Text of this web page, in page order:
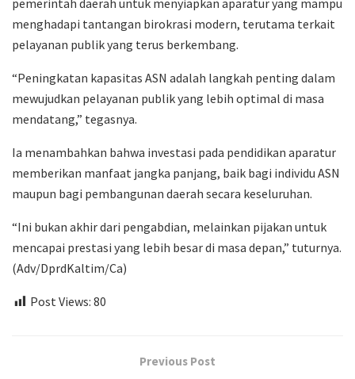
pemerintah daerah untuk menyiapkan aparatur yang mampu
menghadapi tantangan birokrasi modern, terutama terkait
pelayanan publik yang terus berkembang.
“Peningkatan kapasitas ASN adalah langkah penting dalam
mewujudkan pelayanan publik yang lebih optimal di masa
mendatang,” tegasnya.
Ia menambahkan bahwa investasi pada pendidikan aparatur
memberikan manfaat jangka panjang, baik bagi individu ASN
maupun bagi pembangunan daerah secara keseluruhan.
“Ini bukan akhir dari pengabdian, melainkan pijakan untuk
mencapai prestasi yang lebih besar di masa depan,” tuturnya.
(Adv/DprdKaltim/Ca)
Post Views: 80
Previous Post